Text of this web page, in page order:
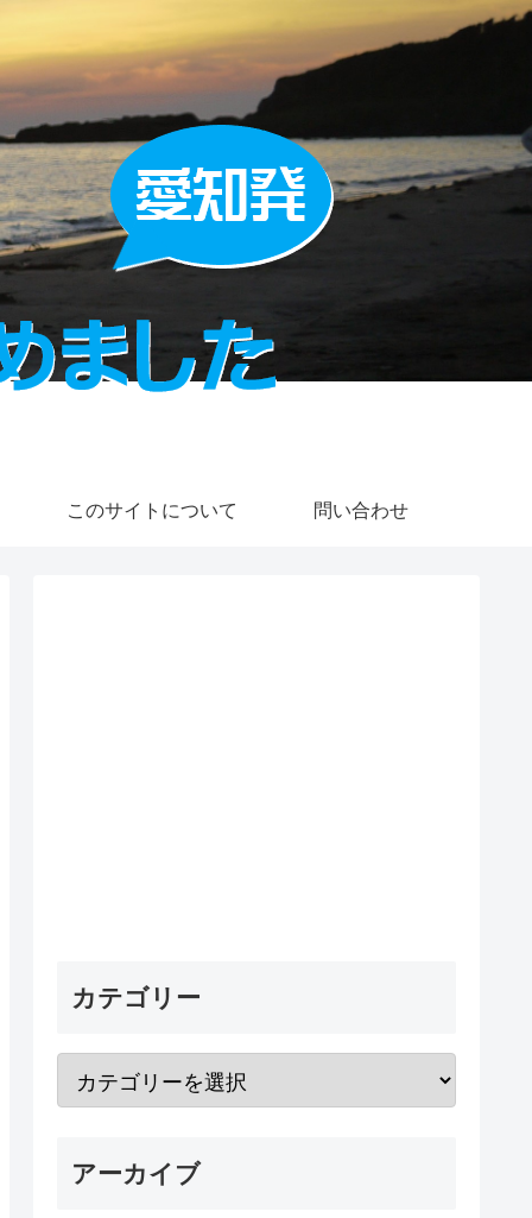
このサイトについて 問い合わせ
カテゴリー
アーカイブ